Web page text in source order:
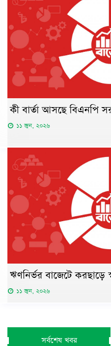
কী বার্তা আসছে বিএনপি
১১ জুন, ২০২৬
ঋণনির্ভর বাজেটে করছাড়ে
১১ জুন, ২০২৬
সর্বশেষ খবর